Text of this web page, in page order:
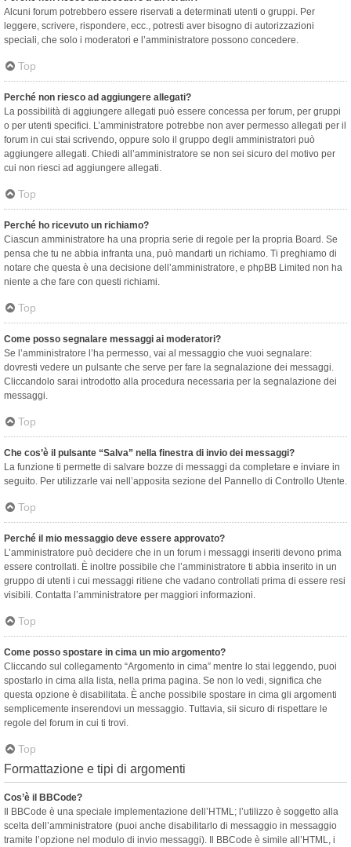
Alcuni forum potrebbero essere riservati a determinati utenti o gruppi. Per
leggere, scrivere, rispondere, ecc., potresti aver bisogno di autorizzazioni
speciali, che solo i moderatori e l’amministratore possono concedere.
Top
Perché non riesco ad aggiungere allegati?
La possibilità di aggiungere allegati può essere concessa per forum, per gruppi
o per utenti specifici. L’amministratore potrebbe non aver permesso allegati per il
forum in cui stai scrivendo, oppure solo il gruppo degli amministratori può
aggiungere allegati. Chiedi all’amministratore se non sei sicuro del motivo per
cui non riesci ad aggiungere allegati.
Top
Perché ho ricevuto un richiamo?
Ciascun amministratore ha una propria serie di regole per la propria Board. Se
pensa che tu ne abbia infranta una, può mandarti un richiamo. Ti preghiamo di
notare che questa è una decisione dell’amministratore, e phpBB Limited non ha
niente a che fare con questi richiami.
Top
Come posso segnalare messaggi ai moderatori?
Se l’amministratore l’ha permesso, vai al messaggio che vuoi segnalare:
dovresti vedere un pulsante che serve per fare la segnalazione dei messaggi.
Cliccandolo sarai introdotto alla procedura necessaria per la segnalazione dei
messaggi.
Top
Che cos’è il pulsante “Salva” nella finestra di invio dei messaggi?
La funzione ti permette di salvare bozze di messaggi da completare e inviare in
seguito. Per utilizzarle vai nell’apposita sezione del Pannello di Controllo Utente.
Top
Perché il mio messaggio deve essere approvato?
L’amministratore può decidere che in un forum i messaggi inseriti devono prima
essere controllati. È inoltre possibile che l’amministratore ti abbia inserito in un
gruppo di utenti i cui messaggi ritiene che vadano controllati prima di essere resi
visibili. Contatta l’amministratore per maggiori informazioni.
Top
Come posso spostare in cima un mio argomento?
Cliccando sul collegamento “Argomento in cima” mentre lo stai leggendo, puoi
spostarlo in cima alla lista, nella prima pagina. Se non lo vedi, significa che
questa opzione è disabilitata. È anche possibile spostare in cima gli argomenti
semplicemente inserendovi un messaggio. Tuttavia, sii sicuro di rispettare le
regole del forum in cui ti trovi.
Top
Formattazione e tipi di argomenti
Cos’è il BBCode?
Il BBCode è una speciale implementazione dell’HTML; l’utilizzo è soggetto alla
scelta dell’amministratore (puoi anche disabilitarlo di messaggio in messaggio
tramite l’opzione nel modulo di invio messaggi). Il BBCode è simile all’HTML, i